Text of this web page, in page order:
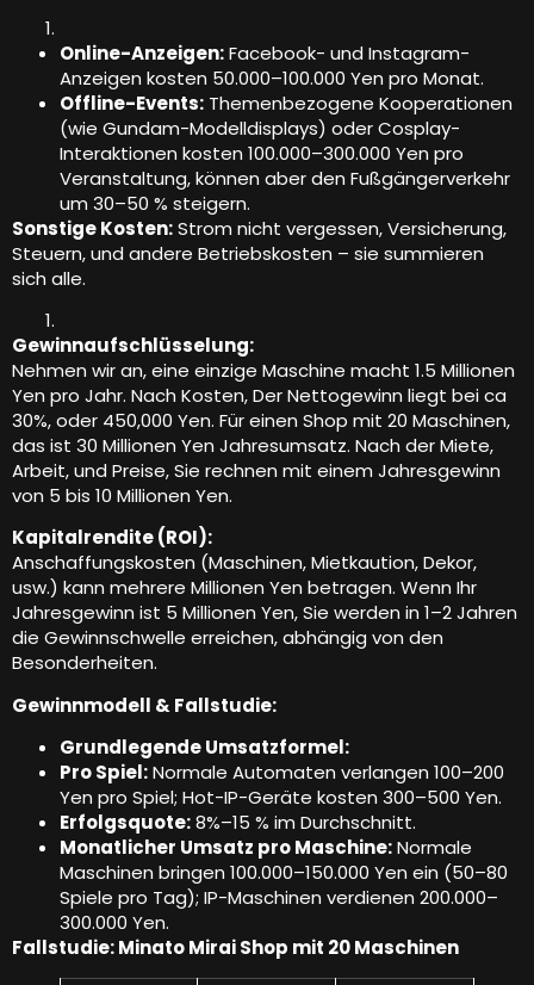
Online-Anzeigen:Facebook- und Instagram-
Anzeigen kosten 50.000–100.000 Yen pro Monat.
Offline-Events: Themenbezogene Kooperationen
(wie Gundam-Modelldisplays) oder Cosplay-
Interaktionen kosten 100.000–300.000 Yen pro
Veranstaltung, können aber den Fußgängerverkehr
um 30–50 % steigern.
Sonstige Kosten:Strom nicht vergessen, Versicherung,
Steuern, und andere Betriebskosten – sie summieren
sich alle.
Gewinnaufschlüsselung:
Nehmen wir an, eine einzige Maschine macht 1.5 Millionen
Yen pro Jahr. Nach Kosten, Der Nettogewinn liegt bei ca
30%, oder 450,000 Yen. Für einen Shop mit 20 Maschinen,
das ist 30 Millionen Yen Jahresumsatz. Nach der Miete,
Arbeit, und Preise, Sie rechnen mit einem Jahresgewinn
von 5 bis 10 Millionen Yen.
Kapitalrendite (ROI):
Anschaffungskosten (Maschinen, Mietkaution, Dekor,
usw.) kann mehrere Millionen Yen betragen. Wenn Ihr
Jahresgewinn ist 5 Millionen Yen, Sie werden in 1–2 Jahren
die Gewinnschwelle erreichen, abhängig von den
Besonderheiten.
Gewinnmodell & Fallstudie:
Grundlegende Umsatzformel:
Pro Spiel:Normale Automaten verlangen 100–200
Yen pro Spiel; Hot-IP-Geräte kosten 300–500 Yen.
Erfolgsquote:8%–15 % im Durchschnitt.
Monatlicher Umsatz pro Maschine:Normale
Maschinen bringen 100.000–150.000 Yen ein (50–80
Spiele pro Tag); IP-Maschinen verdienen 200.000–
300.000 Yen.
Fallstudie: Minato Mirai Shop mit 20 Maschinen